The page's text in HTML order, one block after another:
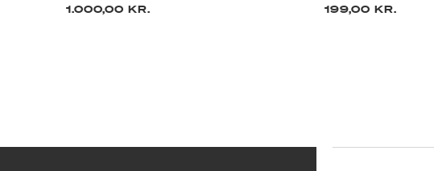
1.000,00 KR. 199,00 KR.